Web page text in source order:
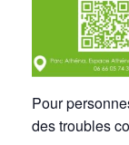
Pour
des troubles